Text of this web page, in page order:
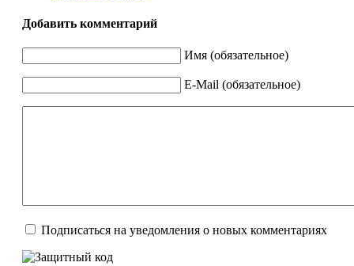
Добавить комментарий
Имя (обязательное)
E-Mail (обязательное)
Подписаться на уведомления о новых комментариях